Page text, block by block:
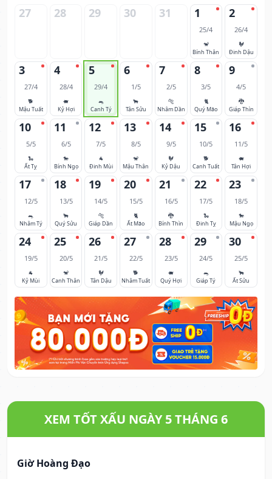
27 28 29 30 31 1
25/4
🐒
Bính Thân
2
26/4
🐓
Đinh Dậu
3
27/4
🐕
Mậu Tuất
4
28/4
🐖
Kỷ Hợi
5
29/4
🐀
Canh Tý
6
1/5
🐂
Tân Sửu
7
2/5
🐅
Nhâm Dần
8
3/5
🐈
Quý Mão
9
4/5
🐉
Giáp Thìn
10
5/5
🐍
Ất Tỵ
11
6/5
🐎
Bính Ngọ
12
7/5
🐐
Đinh Mùi
13
8/5
🐒
Mậu Thân
14
9/5
🐓
Kỷ Dậu
15
10/5
🐕
Canh Tuất
16
11/5
🐖
Tân Hợi
17
12/5
🐀
Nhâm Tý
18
13/5
🐂
Quý Sửu
19
14/5
🐅
Giáp Dần
20
15/5
🐈
Ất Mão
21
16/5
🐉
Bính Thìn
22
17/5
🐍
Đinh Tỵ
23
18/5
🐎
Mậu Ngọ
24
19/5
🐐
Kỷ Mùi
25
20/5
🐒
Canh Thân
26
21/5
🐓
Tân Dậu
27
22/5
🐕
Nhâm Tuất
28
23/5
🐖
Quý Hợi
29
24/5
🐀
Giáp Tý
30
25/5
🐂
Ất Sửu
XEM TỐT XẤU NGÀY 5 THÁNG 6
Giờ Hoàng Đạo